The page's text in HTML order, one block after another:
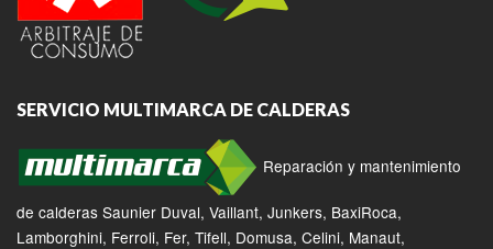
SERVICIO MULTIMARCA DE CALDERAS
Reparación y mantenimiento
de calderas Saunier Duval, Vaillant, Junkers, BaxiRoca,
Lamborghini, Ferroli, Fer, Tifell, Domusa, Celini, Manaut,